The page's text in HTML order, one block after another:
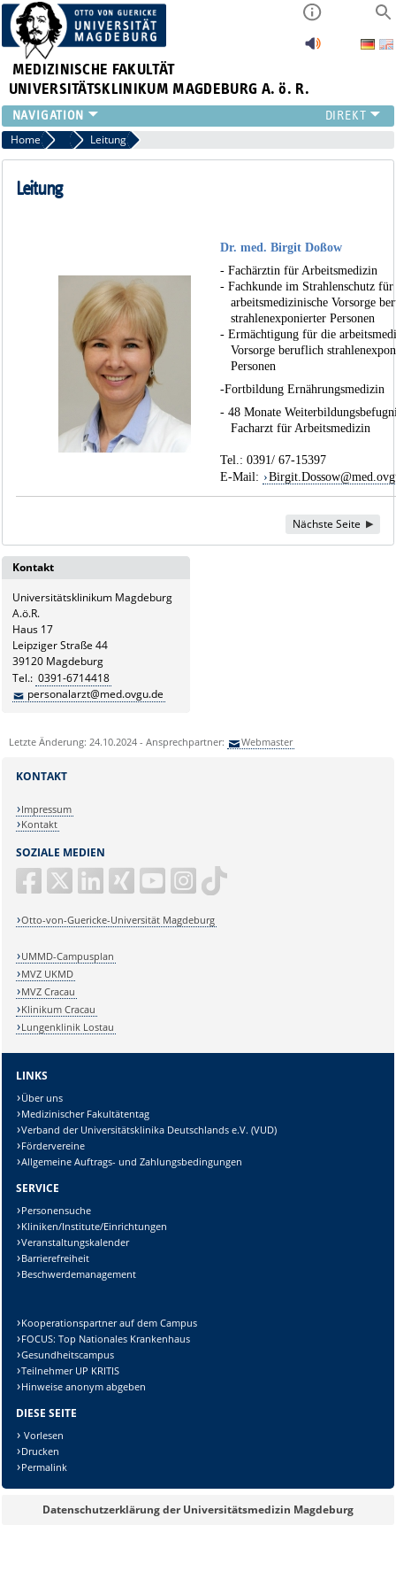
MEDIZINISCHE FAKULTÄT
UNIVERSITÄTSKLINIKUM MAGDEBURG A. ö. R.
INSTITUTE
KLINIKEN
ZENTRALE EINRICHTUNGEN
Home Unser Team
Leitung
Leitung
Dr. med. Birgit Doßow
- Fachärztin für Arbeitsmedizin
- Fachkunde im Strahlenschutz für
arbeitsmedizinische Vorsorge
strahlenexponierter Personen
- Ermächtigung für die
Vorsorge beruflich
Personen
-Fortbildung Ernährungsmedizin
- 48 Monate
Facharzt für Arbeitsmedizin
Tel.: 0391/ 67-15397
E-Mail:
Nächste Seite
Kontakt
Universitätsklinikum Magdeburg
A.ö.R.
Haus 17
Leipziger Straße 44
39120 Magdeburg
Tel.: 0391-6714418
personalarzt@med.ovgu.de
Letzte Änderung: 24.10.2024 - Ansprechpartner: Webmaster
SOZIALE MEDIEN
Otto-von-Guericke-Universität Magdeburg
KONTAKT
Impressum
Kontakt
UMMD-Campusplan
MVZ UKMD
MVZ Cracau
Klinikum Cracau
Lungenklinik Lostau
LINKS
Über uns
Medizinischer Fakultätentag
Verband der Universitätsklinika Deutschlands e.V. (VUD)
Fördervereine
Allgemeine Auftrags- und Zahlungsbedingungen
SERVICE
Personensuche
Kliniken/Institute/Einrichtungen
Veranstaltungskalender
Barrierefreiheit
Beschwerdemanagement
Kooperationspartner auf dem Campus
FOCUS: Top Nationales Krankenhaus
Gesundheitscampus
Teilnehmer UP KRITIS
Hinweise anonym abgeben
DIESE SEITE
Vorlesen
Drucken
Permalink
Datenschutzerklärung der Universitätsmedizin Magdeburg